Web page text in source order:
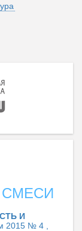
И
2015 № 4 ,